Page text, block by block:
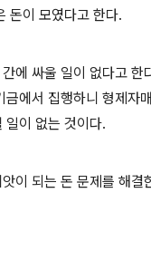
돈이 모였다고 한다.
에 싸울 일이 없다고 한
금에서 집행하니 형제자
일이 없는 것이다.
이 되는 돈 문제를 해결